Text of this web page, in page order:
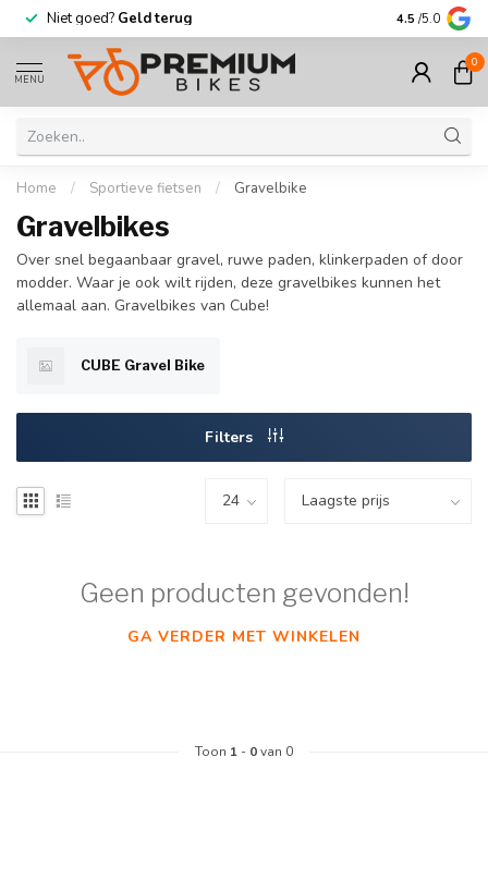
Niet goed? Geld terug Meer dan
4.5 /5.0
MENU
0
Home / Sportieve fietsen / Gravelbike
Gravelbikes
Over snel begaanbaar gravel, ruwe paden, klinkerpaden of door
modder. Waar je ook wilt rijden, deze gravelbikes kunnen het
allemaal aan. Gravelbikes van Cube!
CUBE Gravel Bike
Filters
Geen producten gevonden!
GA VERDER MET WINKELEN
Toon 1 - 0van 0